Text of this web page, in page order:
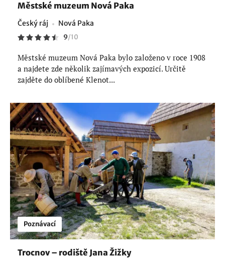
Městské muzeum Nová Paka
Český ráj Nová Paka
9/10
Městské muzeum Nová Paka bylo založeno v roce 1908
a najdete zde několik zajímavých expozicí. Určitě
zajděte do oblíbené Klenot...
Poznávací
Trocnov – rodiště Jana Žižky